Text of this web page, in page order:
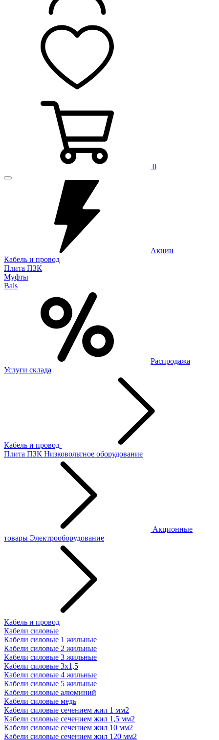
0
Акции
Кабель и провод
Плита ПЗК
Муфты
Bals
Распродажа
Услуги склада
Кабель и провод
Плита ПЗК Низковольтное оборудование
Акционные
товары Электрооборудование
Кабель и провод
Кабели силовые
Кабели силовые 1 жильные
Кабели силовые 2 жильные
Кабели силовые 3 жильные
Кабели силовые 3х1,5
Кабели силовые 4 жильные
Кабели силовые 5 жильные
Кабели силовые алюминий
Кабели силовые медь
Кабели силовые сечением жил 1 мм2
Кабели силовые сечением жил 1,5 мм2
Кабели силовые сечением жил 10 мм2
Кабели силовые сечением жил 120 мм2